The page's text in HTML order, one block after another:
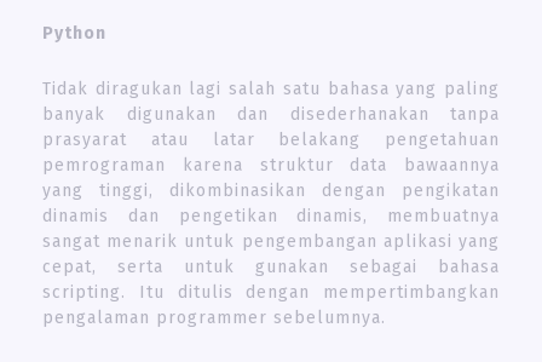
Python
Tidak diragukan lagi salah satu bahasa yang paling
banyak digunakan dan disederhanakan tanpa
prasyarat atau latar belakang pengetahuan
pemrograman karena struktur data bawaannya
yang tinggi, dikombinasikan dengan pengikatan
dinamis dan pengetikan dinamis, membuatnya
sangat menarik untuk pengembangan aplikasi yang
cepat, serta untuk gunakan sebagai bahasa
scripting. Itu ditulis dengan mempertimbangkan
pengalaman programmer sebelumnya.